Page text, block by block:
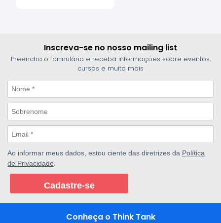
Inscreva-se no nosso mailing list
Preencha o formulário e receba informações sobre eventos,
cursos e muito mais
Ao informar meus dados, estou ciente das diretrizes da Política
de Privacidade.
Cadastre-se
Conheça o Think Tank